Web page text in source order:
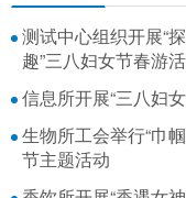
测试中心组织开展“
趣”三八妇女节春游
信息所开展“三八妇
生物所工会举行“巾
节主题活动